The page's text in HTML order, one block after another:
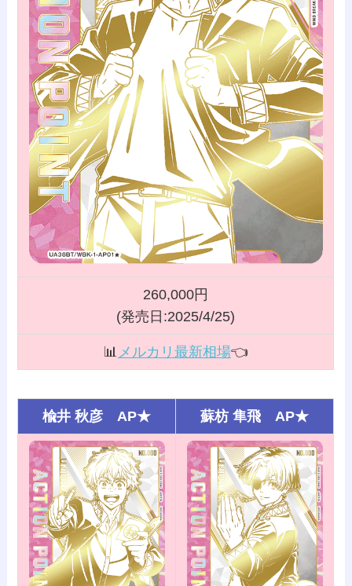
260,000円
(発売日:2025/4/25)
📊 メルカリ最新相場👈️
楡井 秋彦 AP★ 蘇枋 隼飛 AP★